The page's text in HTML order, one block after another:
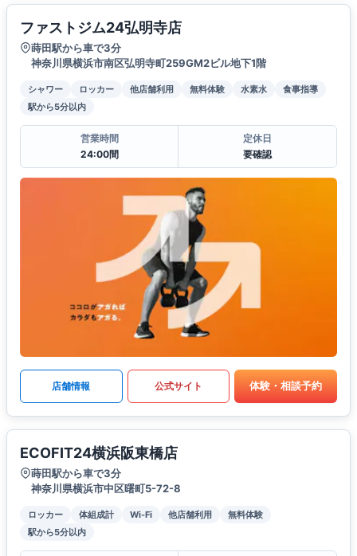
ファストジム24弘明寺店
蒔田駅から車で3分
神奈川県横浜市南区弘明寺町259GM2ビル地下1階
シャワー ロッカー 他店舗利用 無料体験 水素水
食事指導
駅から5分以内
営業時間
24:00間
定休日
要確認
店舗情報 公式サイト 体験・相談予約
ECOFIT24横浜阪東橋店
蒔田駅から車で3分
神奈川県横浜市中区曙町5-72-8
ロッカー 体組成計 Wi-Fi 他店舗利用
無料体験
駅から5分以内